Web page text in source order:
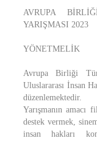
AVRUPA
YARIŞMASI 2023
YÖNETMELİK
Avrupa Birliği
Uluslararası İnsan
düzenlemektedir.
Yarışmanın
destek vermek,
insan hakları